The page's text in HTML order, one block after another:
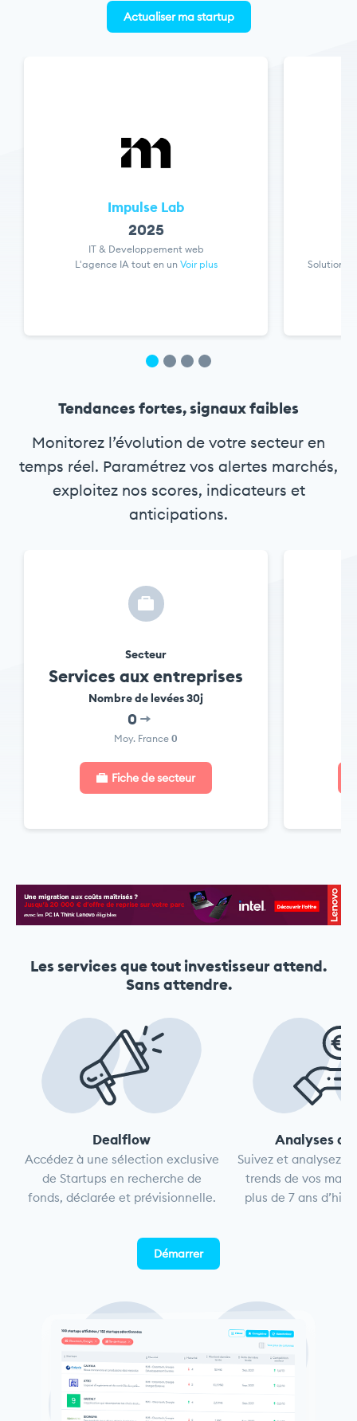
Actualiser ma startup
Impulse Lab
2025
IT & Developpement web
L'agence IA tout en un Voir plus
Tendances fortes, signaux faibles
Monitorez l’évolution de votre secteur en
temps réel. Paramétrez vos alertes marchés,
exploitez nos scores, indicateurs et
anticipations.
Secteur
Services aux entreprises
Nombre de levées30j
0
Moy. France0
Fiche de secteur
Les services que tout investisseur attend.
Sans attendre.
Dealflow
Accédez à une sélection exclusive
de Startups en recherche de
fonds, déclarée et prévisionnelle.
Analyses de
Suivez et analysez
trends de vos
plus de 7 ans
Démarrer